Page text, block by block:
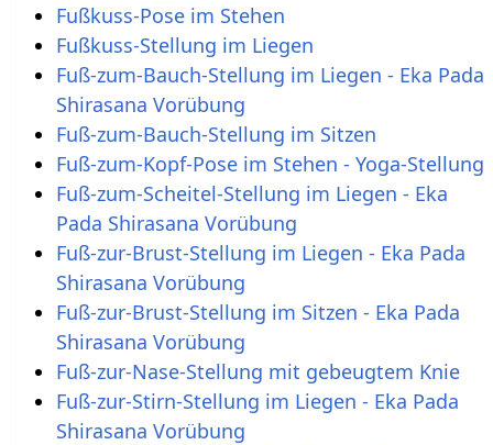
Fußkuss-Pose im Stehen
Fußkuss-Stellung im Liegen
Fuß-zum-Bauch-Stellung im Liegen - Eka Pada
Shirasana Vorübung
Fuß-zum-Bauch-Stellung im Sitzen
Fuß-zum-Kopf-Pose im Stehen - Yoga-Stellung
Fuß-zum-Scheitel-Stellung im Liegen - Eka
Pada Shirasana Vorübung
Fuß-zur-Brust-Stellung im Liegen - Eka Pada
Shirasana Vorübung
Fuß-zur-Brust-Stellung im Sitzen - Eka Pada
Shirasana Vorübung
Fuß-zur-Nase-Stellung mit gebeugtem Knie
Fuß-zur-Stirn-Stellung im Liegen - Eka Pada
Shirasana Vorübung